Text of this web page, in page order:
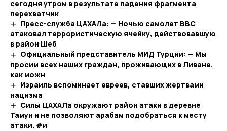
сегодня утром в результате падения фрагмента
перехватчик
Пресс-служба ЦАХАЛа: — Ночью самолет ВВС
атаковал террористическую ячейку, действовавшую
в район Шеб
Официальный представитель МИД Турции: — Мы
просим всех наших граждан, проживающих в Ливане,
как можн
Израиль вспоминает евреев, ставших жертвами
нацизма
Силы ЦАХАЛа окружают район атаки в деревне
Тамун и не позволяют арабам подобраться к месту
атаки. #и